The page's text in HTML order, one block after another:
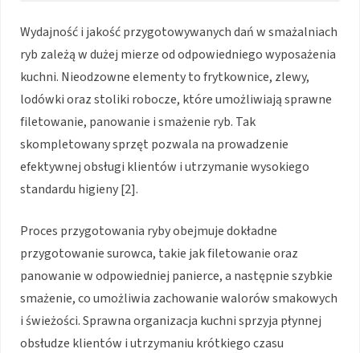
Wydajność i jakość przygotowywanych dań w smażalniach
ryb zależą w dużej mierze od odpowiedniego wyposażenia
kuchni. Nieodzowne elementy to frytkownice, zlewy,
lodówki oraz stoliki robocze, które umożliwiają sprawne
filetowanie, panowanie i smażenie ryb. Tak
skompletowany sprzęt pozwala na prowadzenie
efektywnej obsługi klientów i utrzymanie wysokiego
standardu higieny [2].
Proces przygotowania ryby obejmuje dokładne
przygotowanie surowca, takie jak filetowanie oraz
panowanie w odpowiedniej panierce, a następnie szybkie
smażenie, co umożliwia zachowanie walorów smakowych
i świeżości. Sprawna organizacja kuchni sprzyja płynnej
obsłudze klientów i utrzymaniu krótkiego czasu